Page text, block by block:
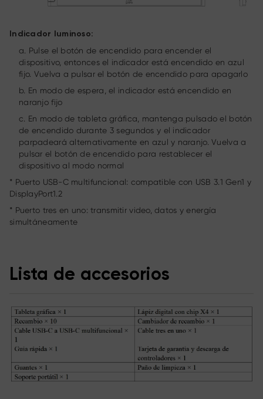
Indicador luminoso:
a. Pulse el botón de encendido para encender el
dispositivo, entonces el indicador está encendido en azul
fijo. Vuelva a pulsar el botón de encendido para apagarlo
b. En modo de espera, el indicador está encendido en
naranjo fijo
c. En modo de tableta gráfica, mantenga pulsado el botón
de encendido durante 3 segundos y el indicador
parpadeará alternativamente en azul y naranjo. Vuelva a
pulsar el botón de encendido para restablecer el
dispositivo al modo normal
* Puerto USB-C multifuncional: compatible con USB 3.1 Gen1 y
DisplayPort1.2
* Puerto tres en uno: transmitir video, datos y energía
simultáneamente
Lista de accesorios